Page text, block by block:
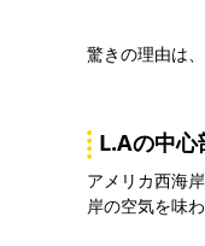
驚きの理由は
L.Aの中心
アメリカ西海
岸の空気を味わ